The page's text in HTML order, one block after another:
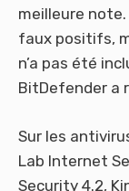
meilleure
faux positifs,
n’a pas été
BitDefender a
Sur les
Lab Internet
Security 4.2,